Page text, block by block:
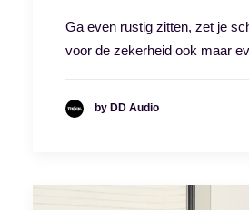
Ga even rustig zitten, zet je
voor de zekerheid ook maar
by DD Audio